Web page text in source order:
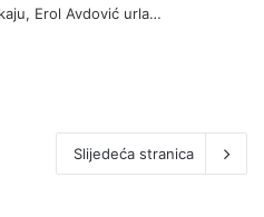
Erol Avdović urla…
Slijedeća stranica